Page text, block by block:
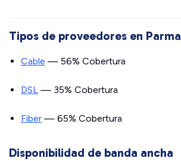
Tipos de proveedores en Parma
Cable — 56% Cobertura
DSL — 35% Cobertura
Fiber — 65% Cobertura
Disponibilidad de banda ancha